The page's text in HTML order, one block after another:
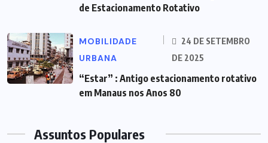
de Estacionamento Rotativo
MOBILIDADE
URBANA
24 DE SETEMBRO
DE 2025
“Estar” : Antigo estacionamento rotativo
em Manaus nos Anos 80
Assuntos Populares